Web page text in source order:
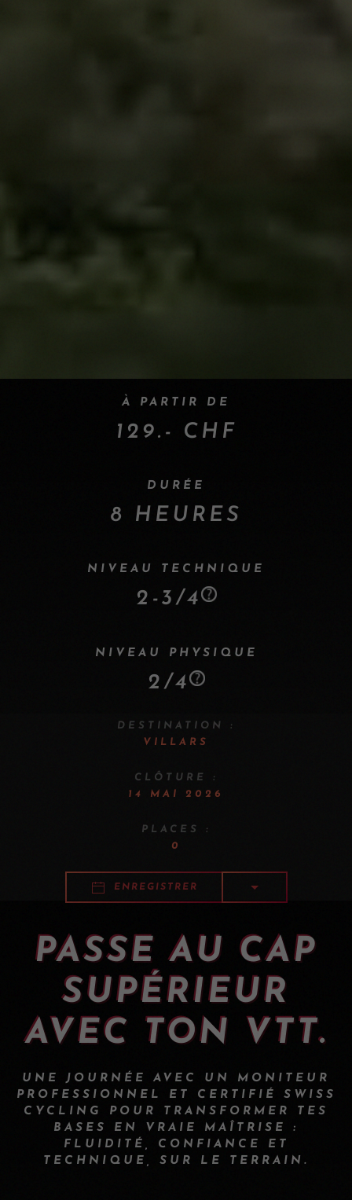
À PARTIR DE
129.- CHF
DURÉE
8 HEURES
NIVEAU TECHNIQUE
2-3/4
NIVEAU PHYSIQUE
2/4
DESTINATION :
VILLARS
CLÔTURE :
14 MAI 2026
PLACES :
0
ENREGISTRER
PASSE AU CAP
SUPÉRIEUR
AVEC TON VTT.
UNE JOURNÉE AVEC UN MONITEUR
PROFESSIONNEL ET CERTIFIÉ SWISS
CYCLING POUR TRANSFORMER TES
BASES EN VRAIE MAÎTRISE :
FLUIDITÉ, CONFIANCE ET
TECHNIQUE, SUR LE TERRAIN.